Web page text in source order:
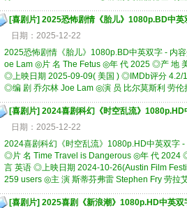
[喜剧片] 2025恐怖剧情《胎儿》1080p.BD中英
日期：2025-12-22
2025恐怖剧情《胎儿》1080p.BD中英双字 - 内
oe Lam ◎片 名 The Fetus ◎年 代 2025 ◎产 地
◎上映日期 2025-09-09( 美国 ) ◎IMDb评分 4.2/
◎编 剧 乔尔林 Joe Lam ◎演 员 比尔莫斯利 劳伦
[喜剧片] 2024喜剧科幻《时空乱流》1080p.HD
日期：2025-12-22
2024喜剧科幻《时空乱流》1080p.HD中英双字
◎片 名 Time Travel is Dangerous ◎年 代
言 英语 ◎上映日期 2024-10-26(Austin Film
259 users ◎主 演 斯蒂芬弗雷 Stephen Fry 劳拉
[喜剧片] 2025喜剧《新浪潮》1080p.HD中英双